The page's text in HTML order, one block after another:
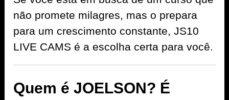
não promete milagres, mas o prepara
para um crescimento constante, JS10
LIVE CAMS é a escolha certa para você.
Quem é JOELSON? É